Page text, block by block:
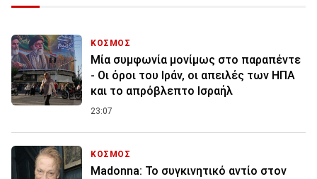
ΚΟΣΜΟΣ
Μία συμφωνία μονίμως στο παραπέντε
- Οι όροι του Ιράν, οι απειλές των ΗΠΑ
και το απρόβλεπτο Ισραήλ
23:07
ΚΟΣΜΟΣ
Madonna: Το συγκινητικό αντίο στον